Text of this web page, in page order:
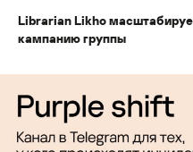
Librarian Likho
кампанию группы